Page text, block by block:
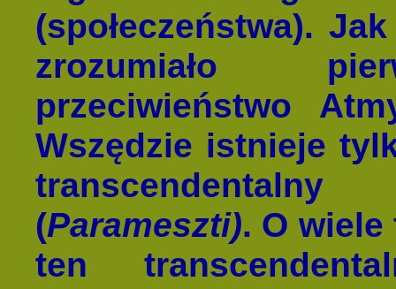
(społeczeństwa).
zrozumiało
przeciwieństwo
Wszędzie istnieje
(Parameszti). O
ten